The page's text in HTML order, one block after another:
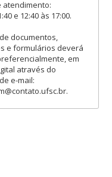
atendimento:
e 12:40 às 17:00.
documentos,
e formulários deverá
em
através do
e-mail: